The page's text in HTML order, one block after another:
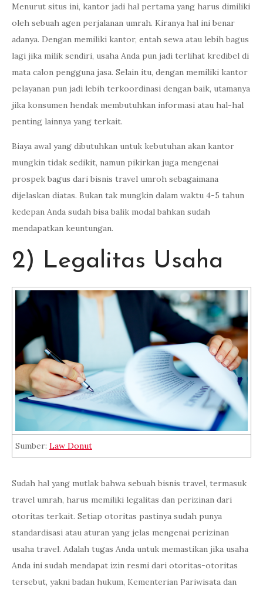
Menurut situs ini, kantor jadi hal pertama yang harus dimiliki
oleh sebuah agen perjalanan umrah. Kiranya hal ini benar
adanya. Dengan memiliki kantor, entah sewa atau lebih bagus
lagi jika milik sendiri, usaha Anda pun jadi terlihat kredibel di
mata calon pengguna jasa. Selain itu, dengan memiliki kantor
pelayanan pun jadi lebih terkoordinasi dengan baik, utamanya
jika konsumen hendak membutuhkan informasi atau hal-hal
penting lainnya yang terkait.
Biaya awal yang dibutuhkan untuk kebutuhan akan kantor
mungkin tidak sedikit, namun pikirkan juga mengenai
prospek bagus dari bisnis travel umroh sebagaimana
dijelaskan diatas. Bukan tak mungkin dalam waktu 4-5 tahun
kedepan Anda sudah bisa balik modal bahkan sudah
mendapatkan keuntungan.
2) Legalitas Usaha
Sumber: Law Donut
Sudah hal yang mutlak bahwa sebuah bisnis travel, termasuk
travel umrah, harus memiliki legalitas dan perizinan dari
otoritas terkait. Setiap otoritas pastinya sudah punya
standardisasi atau aturan yang jelas mengenai perizinan
usaha travel. Adalah tugas Anda untuk memastikan jika usaha
Anda ini sudah mendapat izin resmi dari otoritas-otoritas
tersebut, yakni badan hukum, Kementerian Pariwisata dan